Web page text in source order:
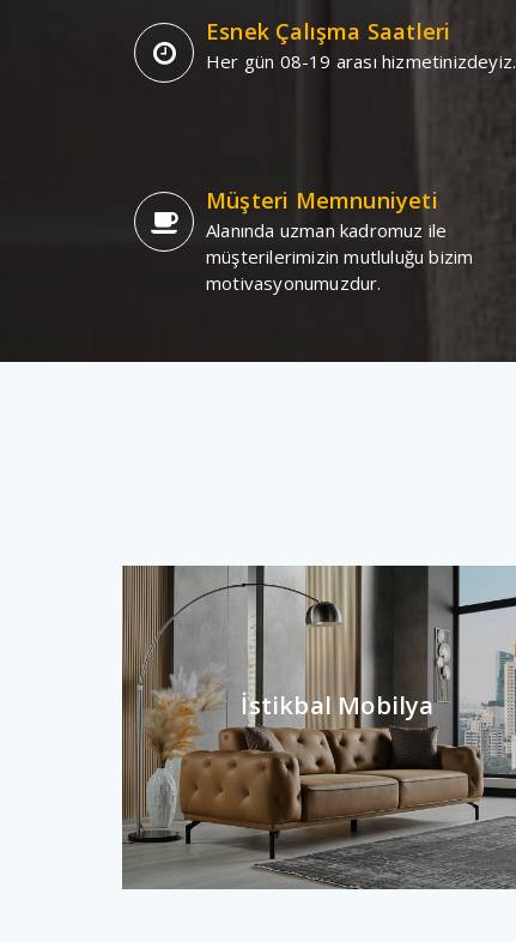
Esnek Çalışma Saatleri
Her gün 08-19 arası hizmetinizdeyiz.
Müşteri Memnuniyeti
Alanında uzman kadromuz ile
müşterilerimizin mutluluğu bizim
motivasyonumuzdur.
İstikbal Mobilya